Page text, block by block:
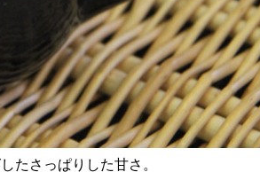
ひまわり畑を発見〜2025＠瑞穂
町岩戸地区
桜スポット2025＠島原（島原総
たさっぱりした甘さ。